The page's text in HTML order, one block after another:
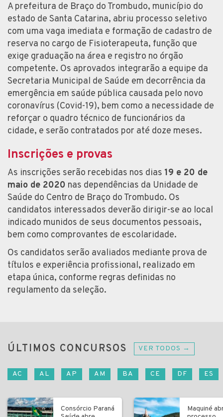
A prefeitura de Braço do Trombudo, município do
estado de Santa Catarina, abriu processo seletivo
com uma vaga imediata e formação de cadastro de
reserva no cargo de Fisioterapeuta, função que
exige graduação na área e registro no órgão
competente. Os aprovados integrarão a equipe da
Secretaria Municipal de Saúde em decorrência da
emergência em saúde pública causada pelo novo
coronavírus (Covid-19), bem como a necessidade de
reforçar o quadro técnico de funcionários da
cidade, e serão contratados por até doze meses.
Inscrições e provas
As inscrições serão recebidas nos dias 19 e 20 de
maio de 2020 nas dependências da Unidade de
Saúde do Centro de Braço do Trombudo. Os
candidatos interessados deverão dirigir-se ao local
indicado munidos de seus documentos pessoais,
bem como comprovantes de escolaridade.
Os candidatos serão avaliados mediante prova de
títulos e experiência profissional, realizado em
etapa única, conforme regras definidas no
regulamento da seleção.
ÚLTIMOS CONCURSOS VER TODOS →
AC AL AP AM BA CE DF ES
Consórcio Paraná
Maquiné